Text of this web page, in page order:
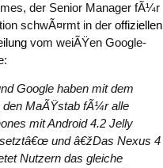
der Senior Manager fÃ¼r
schwÃ¤rmt in der offiziellen
vom weiÃŸen Google-
Google haben mit dem
den MaÃŸstab fÃ¼r alle
mit Android 4.2 Jelly
und â€žDas Nexus 4
Nutzern das gleiche